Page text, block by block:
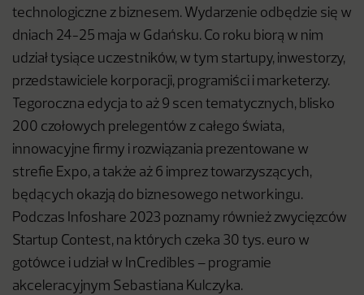
technologiczne z biznesem. Wydarzenie odbędzie się w
dniach 24-25 maja w Gdańsku. Co roku biorą w nim
udział tysiące uczestników, w tym startupy, inwestorzy,
przedstawiciele korporacji, programiści i marketerzy.
Tegoroczna edycja to aż 9 scen tematycznych, blisko
200 czołowych prelegentów z całego świata,
innowacyjne firmy i rozwiązania prezentowane w
strefie Expo, a także aż 6 imprez towarzyszących,
będących okazją do biznesowego networkingu.
Podczas Infoshare 2023 poznamy również zwycięzców
Startup Contest, na których czeka 30 tys. euro w
gotówce i udział w InCredibles – programie
akceleracyjnym Sebastiana Kulczyka.